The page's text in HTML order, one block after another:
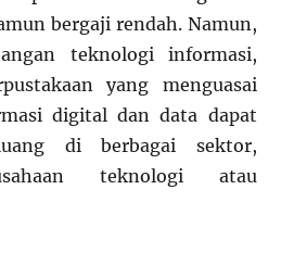
bergaji rendah. Namun,
teknologi informasi,
yang menguasai
digital dan data dapat
di berbagai sektor,
teknologi atau